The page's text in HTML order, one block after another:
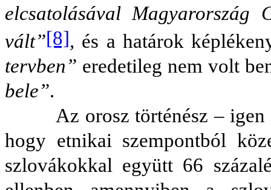
elcsatolásával Magyarország
vált”[8], és a határok
tervben” eredetileg nem volt
bele”.
Az orosz történész – igen
hogy etnikai szempontból
szlovákokkal együtt 66